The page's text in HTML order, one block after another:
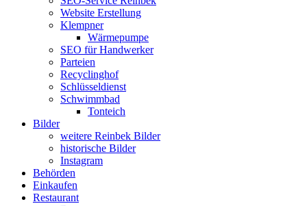
Website Erstellung
Klempner
Wärmepumpe
SEO für Handwerker
Parteien
Recyclinghof
Schlüsseldienst
Schwimmbad
Tonteich
Bilder
weitere Reinbek Bilder
historische Bilder
Instagram
Behörden
Einkaufen
Restaurant